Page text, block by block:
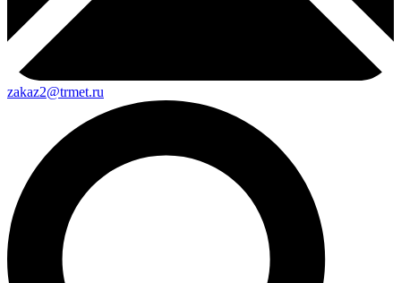
zakaz2@trmet.ru